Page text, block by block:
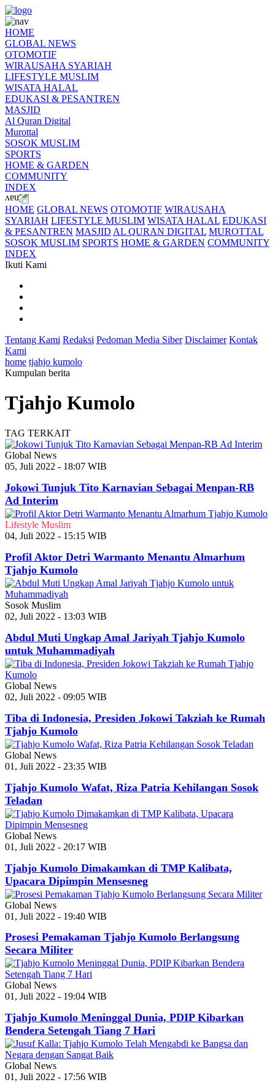
HOME
GLOBAL NEWS
OTOMOTIF
WIRAUSAHA SYARIAH
LIFESTYLE MUSLIM
WISATA HALAL
EDUKASI & PESANTREN
MASJID
Al Quran Digital
Murottal
SOSOK MUSLIM
SPORTS
HOME & GARDEN
COMMUNITY
INDEX
HOME GLOBAL NEWS OTOMOTIF WIRAUSAHA
SYARIAH LIFESTYLE MUSLIM WISATA HALAL EDUKASI
& PESANTREN MASJID AL QURAN DIGITAL MUROTTAL
SOSOK MUSLIM SPORTS HOME & GARDEN COMMUNITY
INDEX
Ikuti Kami
Tentang Kami Redaksi Pedoman Media Siber Disclaimer Kontak
Kami
home tjahjo kumolo
Kumpulan berita
Tjahjo Kumolo
TAG TERKAIT
Global News
05, Juli 2022 - 18:07 WIB
Jokowi Tunjuk Tito Karnavian Sebagai Menpan-RB
Ad Interim
Lifestyle Muslim
04, Juli 2022 - 15:15 WIB
Profil Aktor Detri Warmanto Menantu Almarhum
Tjahjo Kumolo
Sosok Muslim
02, Juli 2022 - 13:03 WIB
Abdul Muti Ungkap Amal Jariyah Tjahjo Kumolo
untuk Muhammadiyah
Global News
02, Juli 2022 - 09:05 WIB
Tiba di Indonesia, Presiden Jokowi Takziah ke Rumah
Tjahjo Kumolo
Global News
01, Juli 2022 - 23:35 WIB
Tjahjo Kumolo Wafat, Riza Patria Kehilangan Sosok
Teladan
Global News
01, Juli 2022 - 20:17 WIB
Tjahjo Kumolo Dimakamkan di TMP Kalibata,
Upacara Dipimpin Mensesneg
Global News
01, Juli 2022 - 19:40 WIB
Prosesi Pemakaman Tjahjo Kumolo Berlangsung
Secara Militer
Global News
01, Juli 2022 - 19:04 WIB
Tjahjo Kumolo Meninggal Dunia, PDIP Kibarkan
Bendera Setengah Tiang 7 Hari
Global News
01, Juli 2022 - 17:56 WIB